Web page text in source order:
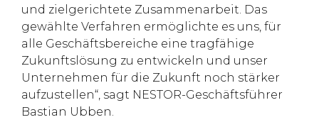
und zielgerichtete Zusammenarbeit. Das
gewählte Verfahren ermöglichte es uns, für
alle Geschäftsbereiche eine tragfähige
Zukunftslösung zu entwickeln und unser
Unternehmen für die Zukunft noch stärker
aufzustellen“, sagt NESTOR-Geschäftsführer
Bastian Ubben.